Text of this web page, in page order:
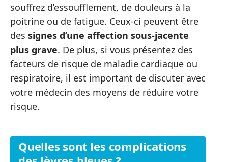
souffrez d’essoufflement, de douleurs à la
poitrine ou de fatigue. Ceux-ci peuvent être
des signes d’une affection sous-jacente
plus grave. De plus, si vous présentez des
facteurs de risque de maladie cardiaque ou
respiratoire, il est important de discuter avec
votre médecin des moyens de réduire votre
risque.
Quelles sont les complications